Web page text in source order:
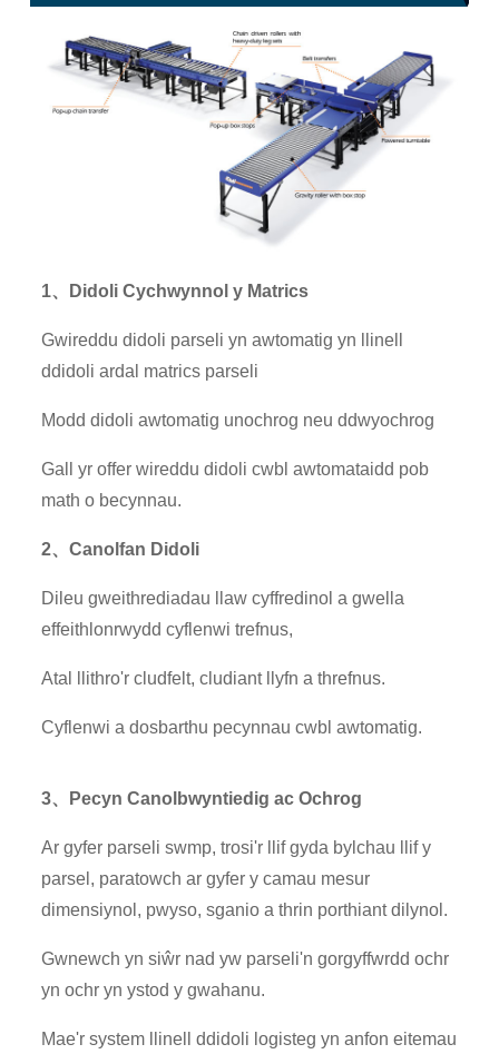
1、Didoli Cychwynnol y Matrics
Gwireddu didoli parseli yn awtomatig yn llinell
ddidoli ardal matrics parseli
Modd didoli awtomatig unochrog neu ddwyochrog
Gall yr offer wireddu didoli cwbl awtomataidd pob
math o becynnau.
2、Canolfan Didoli
Dileu gweithrediadau llaw cyffredinol a gwella
effeithlonrwydd cyflenwi trefnus,
Atal llithro'r cludfelt, cludiant llyfn a threfnus.
Cyflenwi a dosbarthu pecynnau cwbl awtomatig.
3、Pecyn Canolbwyntiedig ac Ochrog
Ar gyfer parseli swmp, trosi'r llif gyda bylchau llif y
parsel, paratowch ar gyfer y camau mesur
dimensiynol, pwyso, sganio a thrin porthiant dilynol.
Gwnewch yn siŵr nad yw parseli'n gorgyffwrdd ochr
yn ochr yn ystod y gwahanu.
Mae'r system llinell ddidoli logisteg yn anfon eitemau